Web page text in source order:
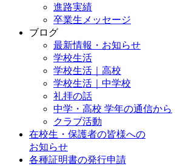
進路実績
卒業生メッセージ
ブログ
最新情報・お知らせ
学校生活
学校生活｜高校
学校生活｜中学校
礼拝の話
中学・高校 学年の通信から
クラブ活動
在校生・保護者の皆様への
お知らせ
各種証明書の発行申請